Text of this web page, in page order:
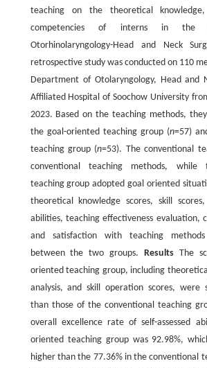
teaching on the theoretical
competencies of interns in the
Otorhinolaryngology-Head and Neck
retrospective study was conducted on 110
Department of Otolaryngology, Head and
Affiliated Hospital of Soochow University
2023. Based on the teaching methods,
the goal-oriented teaching group (n=57)
teaching group (n=53). The conventional
conventional teaching methods, while
teaching group adopted goal oriented
theoretical knowledge scores, skill
abilities, teaching effectiveness evaluation,
and satisfaction with teaching
between the two groups.Results The
oriented teaching group, including
analysis, and skill operation scores, were
than those of the conventional teaching
overall excellence rate of self-assessed
oriented teaching group was 92.98%,
higher than the 77.36% in the conventional